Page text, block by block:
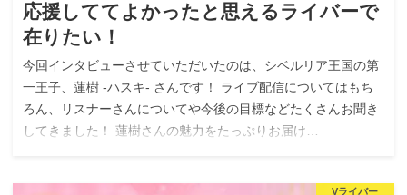
応援しててよかったと思えるライバーで
在りたい！
今回インタビューさせていただいたのは、シベルリア王国の第
一王子、蓮樹 -ハスキ- さんです！ ライブ配信についてはもち
ろん、リスナーさんについてや今後の目標などたくさんお聞き
してきました！ 蓮樹さんの魅力をたっぷりお届け…
Vライバー